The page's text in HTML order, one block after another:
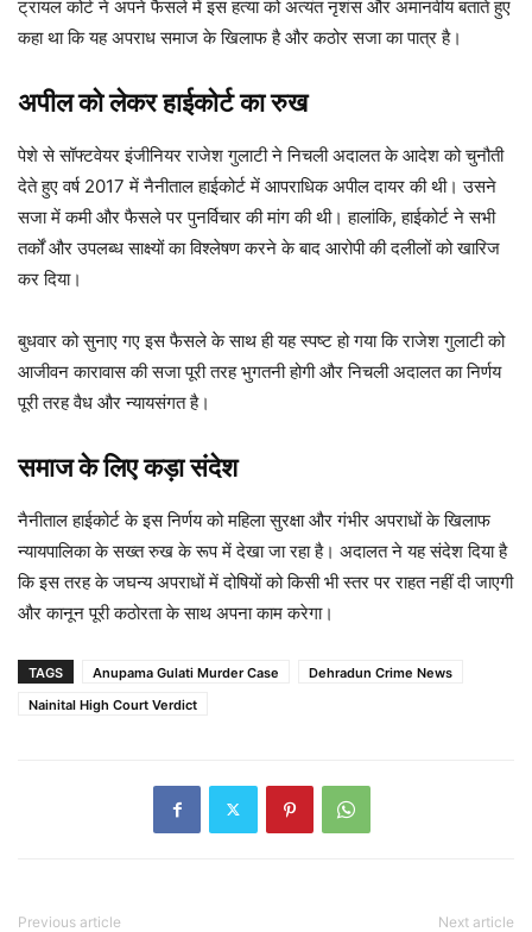
ट्रायल कोर्ट ने अपने फैसले में इस हत्या को अत्यंत नृशंस और अमानवीय बताते हुए
कहा था कि यह अपराध समाज के खिलाफ है और कठोर सजा का पात्र है।
अपील को लेकर हाईकोर्ट का रुख
पेशे से सॉफ्टवेयर इंजीनियर राजेश गुलाटी ने निचली अदालत के आदेश को चुनौती
देते हुए वर्ष 2017 में नैनीताल हाईकोर्ट में आपराधिक अपील दायर की थी। उसने
सजा में कमी और फैसले पर पुनर्विचार की मांग की थी। हालांकि, हाईकोर्ट ने सभी
तर्कों और उपलब्ध साक्ष्यों का विश्लेषण करने के बाद आरोपी की दलीलों को खारिज
कर दिया।
बुधवार को सुनाए गए इस फैसले के साथ ही यह स्पष्ट हो गया कि राजेश गुलाटी को
आजीवन कारावास की सजा पूरी तरह भुगतनी होगी और निचली अदालत का निर्णय
पूरी तरह वैध और न्यायसंगत है।
समाज के लिए कड़ा संदेश
नैनीताल हाईकोर्ट के इस निर्णय को महिला सुरक्षा और गंभीर अपराधों के खिलाफ
न्यायपालिका के सख्त रुख के रूप में देखा जा रहा है। अदालत ने यह संदेश दिया है
कि इस तरह के जघन्य अपराधों में दोषियों को किसी भी स्तर पर राहत नहीं दी जाएगी
और कानून पूरी कठोरता के साथ अपना काम करेगा।
TAGS Anupama Gulati Murder Case
Dehradun Crime News
Nainital High Court Verdict
Previous article Next article